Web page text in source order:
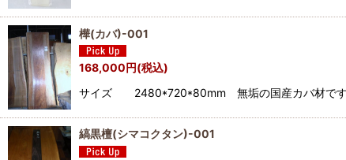
樺(カバ)-001
168,000円(税込)
サイズ 2480*720*80mm 無垢の国産カバ材です
縞黒檀(シマコクタン)-001